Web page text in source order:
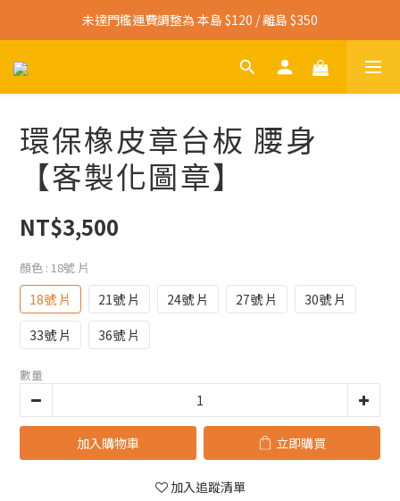
寄送免運門檻調整為 本島 $3,000 / 離島 $4,500
未達門檻運費調整為 本島 $120 / 離島 $350
寄送免運門檻調整為 本島 $3,000 / 離島 $4,500
環保橡皮章台板 腰身
【客製化圖章】
NT$3,500
顏色 : 18號 片
18號 片 21號 片 24號 片 27號 片
30號 片
33號 片
36號 片
數量
加入購物車 立即購買
加入追蹤清單